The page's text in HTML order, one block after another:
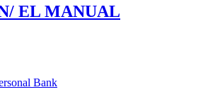
EL MANUAL